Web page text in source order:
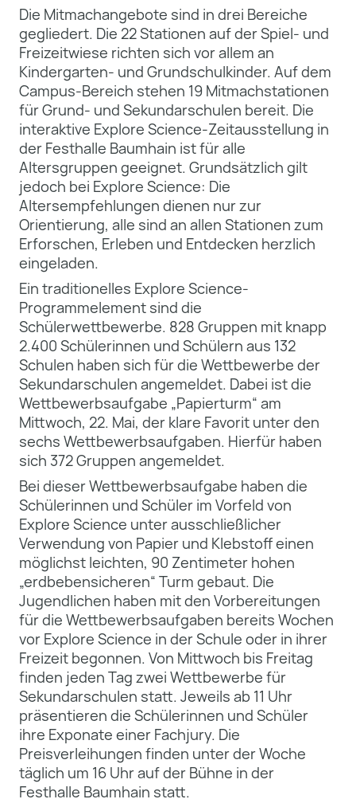
Die Mitmachangebote sind in drei Bereiche
gegliedert. Die 22 Stationen auf der Spiel- und
Freizeitwiese richten sich vor allem an
Kindergarten- und Grundschulkinder. Auf dem
Campus-Bereich stehen 19 Mitmachstationen
für Grund- und Sekundarschulen bereit. Die
interaktive Explore Science-Zeitausstellung in
der Festhalle Baumhain ist für alle
Altersgruppen geeignet. Grundsätzlich gilt
jedoch bei Explore Science: Die
Altersempfehlungen dienen nur zur
Orientierung, alle sind an allen Stationen zum
Erforschen, Erleben und Entdecken herzlich
eingeladen.
Ein traditionelles Explore Science-
Programmelement sind die
Schülerwettbewerbe. 828 Gruppen mit knapp
2.400 Schülerinnen und Schülern aus 132
Schulen haben sich für die Wettbewerbe der
Sekundarschulen angemeldet. Dabei ist die
Wettbewerbsaufgabe „Papierturm“ am
Mittwoch, 22. Mai, der klare Favorit unter den
sechs Wettbewerbsaufgaben. Hierfür haben
sich 372 Gruppen angemeldet.
Bei dieser Wettbewerbsaufgabe haben die
Schülerinnen und Schüler im Vorfeld von
Explore Science unter ausschließlicher
Verwendung von Papier und Klebstoff einen
möglichst leichten, 90 Zentimeter hohen
„erdbebensicheren“ Turm gebaut. Die
Jugendlichen haben mit den Vorbereitungen
für die Wettbewerbsaufgaben bereits Wochen
vor Explore Science in der Schule oder in ihrer
Freizeit begonnen. Von Mittwoch bis Freitag
finden jeden Tag zwei Wettbewerbe für
Sekundarschulen statt. Jeweils ab 11 Uhr
präsentieren die Schülerinnen und Schüler
ihre Exponate einer Fachjury. Die
Preisverleihungen finden unter der Woche
täglich um 16 Uhr auf der Bühne in der
Festhalle Baumhain statt.